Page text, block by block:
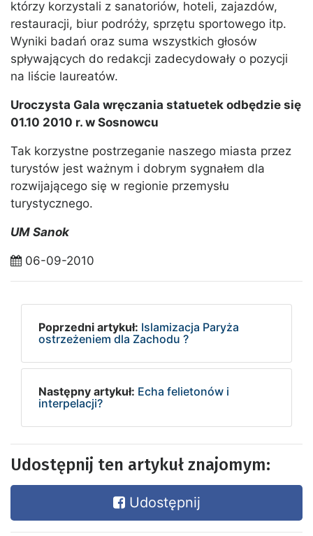
którzy korzystali z sanatoriów, hoteli, zajazdów,
restauracji, biur podróży, sprzętu sportowego itp.
Wyniki badań oraz suma wszystkich głosów
spływających do redakcji zadecydowały o pozycji
na liście laureatów.
Uroczysta Gala wręczania statuetek odbędzie się
01.10 2010 r. w Sosnowcu
Tak korzystne postrzeganie naszego miasta przez
turystów jest ważnym i dobrym sygnałem dla
rozwijającego się w regionie przemysłu
turystycznego.
UM Sanok
06-09-2010
Poprzedni artykuł: Islamizacja Paryża
ostrzeżeniem dla Zachodu ?
Następny artykuł: Echa felietonów i
interpelacji?
Udostępnij ten artykuł znajomym:
Udostępnij